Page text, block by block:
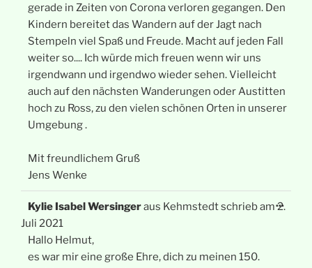
gerade in Zeiten von Corona verloren gegangen. Den
Kindern bereitet das Wandern auf der Jagt nach
Stempeln viel Spaß und Freude. Macht auf jeden Fall
weiter so.... Ich würde mich freuen wenn wir uns
irgendwann und irgendwo wieder sehen. Vielleicht
auch auf den nächsten Wanderungen oder Austitten
hoch zu Ross, zu den vielen schönen Orten in unserer
Umgebung .
Mit freundlichem Gruß
Jens Wenke
Kylie Isabel Wersingeraus Kehmstedtschrieb am2.
Juli 2021
Hallo Helmut,
es war mir eine große Ehre, dich zu meinen 150.
...